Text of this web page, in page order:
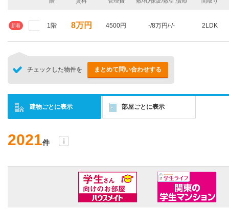
新着 1階 8万円 4500円 -/8万円/-/- 2LDK
チェックした物件を まとめて問い合わせする
建物ごとに表示 部屋ごとに表示
2021件